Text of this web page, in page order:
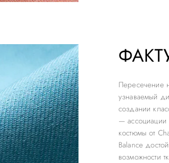
Пересечение
узнаваемый
создании
— ассоциации
костюмы от
Balance
возможности